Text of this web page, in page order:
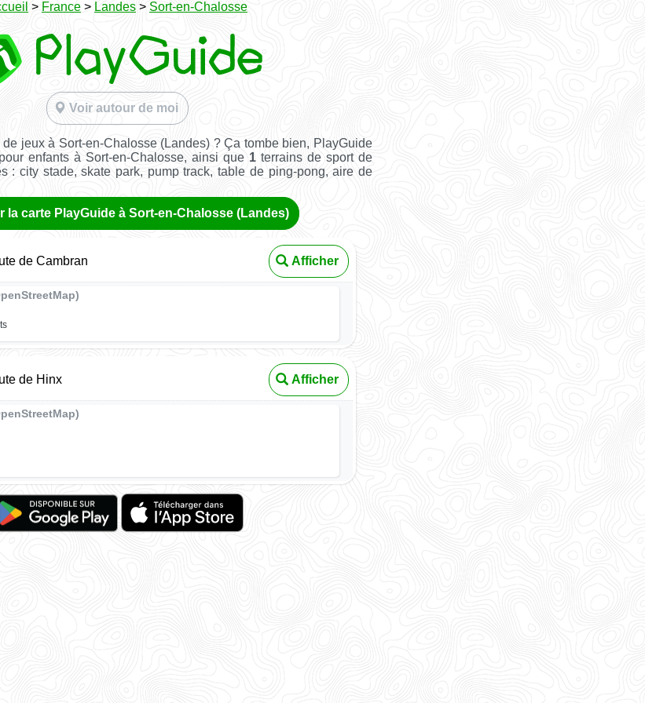
> France > Landes > Sort-en-Chalosse
Voir autour de moi
jeux à Sort-en-Chalosse (Landes) ? Ça tombe bien, PlayGuide
enfants à Sort-en-Chalosse, ainsi que 1 terrains de sport de
: city stade, skate park, pump track, table de ping-pong, aire de
la carte PlayGuide à Sort-en-Chalosse (Landes)
de Cambran Afficher
de Hinx Afficher